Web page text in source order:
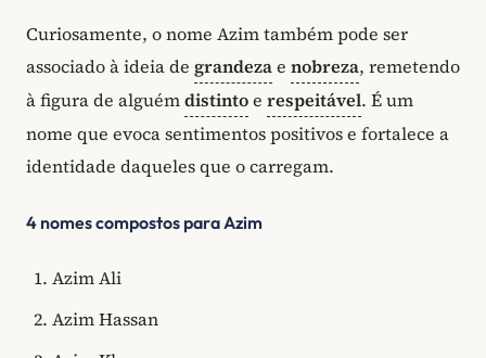
Curiosamente, o nome Azim também pode ser
associado à ideia de grandezae nobreza, remetendo
à figura de alguémdistintoe respeitável. É um
nome que evoca sentimentos positivos e fortalece a
identidade daqueles que o carregam.
4 nomes compostos para Azim
Azim Ali
Azim Hassan